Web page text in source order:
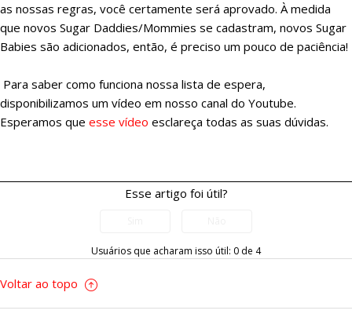
as nossas regras, você certamente será aprovado. À medida
que novos Sugar Daddies/Mommies se cadastram, novos Sugar
Babies são adicionados, então, é preciso um pouco de paciência!
Para saber como funciona nossa lista de espera,
disponibilizamos um vídeo em nosso canal do Youtube.
Esperamos que esse vídeo esclareça todas as suas dúvidas.
Esse artigo foi útil?
Usuários que acharam isso útil: 0 de 4
Voltar ao topo